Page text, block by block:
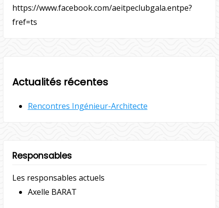
Responsables
Les responsables actuels
Axelle BARAT
https://www.facebook.com/aeitpeclubgala.entpe?
fref=ts
Actualités récentes
Rencontres Ingénieur-Architecte